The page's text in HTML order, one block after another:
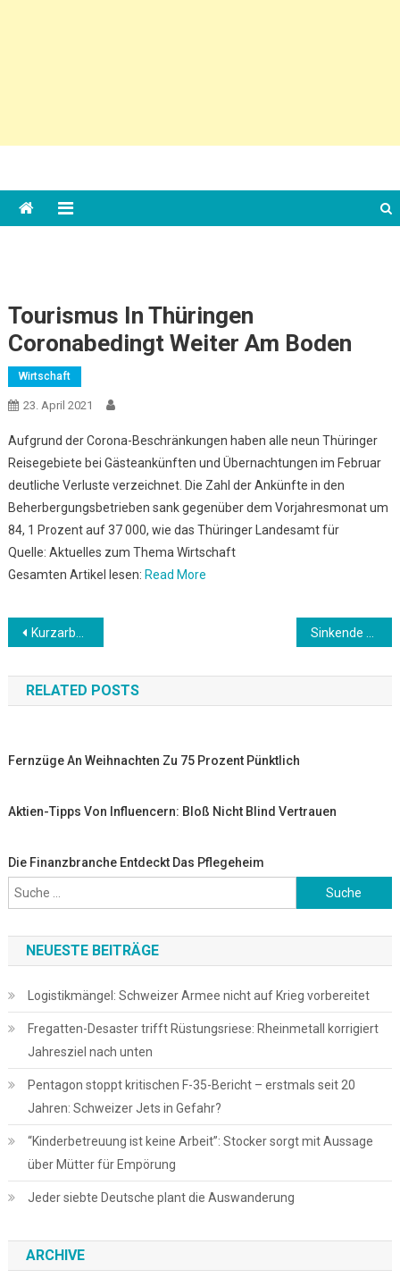
Tourismus In Thüringen
Coronabedingt Weiter Am Boden
Wirtschaft
23. April 2021
Aufgrund der Corona-Beschränkungen haben alle neun Thüringer
Reisegebiete bei Gästeankünften und Übernachtungen im Februar
deutliche Verluste verzeichnet. Die Zahl der Ankünfte in den
Beherbergungsbetrieben sank gegenüber dem Vorjahresmonat um
84, 1 Prozent auf 37 000, wie das Thüringer Landesamt für
Quelle: Aktuelles zum Thema Wirtschaft
Gesamten Artikel lesen: Read More
Beitrags-
Navigation
Kurzarbeit angemeldet bei Audi: Deutscher Autobauer stoppt Produktion
RELATED POSTS
Fernzüge An Weihnachten Zu 75 Prozent Pünktlich
Aktien-Tipps Von Influencern: Bloß Nicht Blind Vertrauen
Die Finanzbranche Entdeckt Das Pflegeheim
Suche
nach:
NEUESTE BEITRÄGE
Logistikmängel: Schweizer Armee nicht auf Krieg vorbereitet
Fregatten-Desaster trifft Rüstungsriese: Rheinmetall korrigiert
Jahresziel nach unten
Pentagon stoppt kritischen F-35-Bericht – erstmals seit 20
Jahren: Schweizer Jets in Gefahr?
“Kinderbetreuung ist keine Arbeit”: Stocker sorgt mit Aussage
über Mütter für Empörung
Jeder siebte Deutsche plant die Auswanderung
ARCHIVE